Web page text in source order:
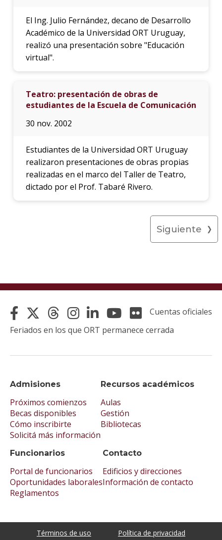
El Ing. Julio Fernández, decano de Desarrollo
Académico de la Universidad ORT Uruguay,
realizó una presentación sobre "Educación
virtual".
Teatro: presentación de obras de
estudiantes de la Escuela de Comunicación
30 nov. 2002
Estudiantes de la Universidad ORT Uruguay
realizaron presentaciones de obras propias
realizadas en el marco del Taller de Teatro,
dictado por el Prof. Tabaré Rivero.
Siguiente
Admisiones
Próximos comienzos
Becas disponibles
Cómo inscribirte
Solicitá más información
Recursos académicos
Aulas
Gestión
Bibliotecas
Funcionarios
Portal de funcionarios
Oportunidades laborales
Reglamentos
Contacto
Edificios y direcciones
Información de contacto
Cuentas oficiales
Feriados en los que ORT permanece cerrada
Términos de uso Política de privacidad